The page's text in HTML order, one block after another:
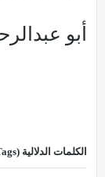
أبو
الكلمات الدلالية (Tags):